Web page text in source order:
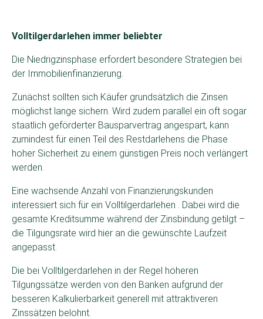
Volltilgerdarlehen immer beliebter
Die Niedrigzinsphase erfordert besondere Strategien bei
der Immobilienfinanzierung.
Zunächst sollten sich Käufer grundsätzlich die Zinsen
möglichst lange sichern. Wird zudem parallel ein oft sogar
staatlich geförderter Bausparvertrag angespart, kann
zumindest für einen Teil des Restdarlehens die Phase
hoher Sicherheit zu einem günstigen Preis noch verlängert
werden.
Eine wachsende Anzahl von Finanzierungskunden
interessiert sich für ein Volltilgerdarlehen . Dabei wird die
gesamte Kreditsumme während der Zinsbindung getilgt –
die Tilgungsrate wird hier an die gewünschte Laufzeit
angepasst.
Die bei Volltilgerdarlehen in der Regel höheren
Tilgungssätze werden von den Banken aufgrund der
besseren Kalkulierbarkeit generell mit attraktiveren
Zinssätzen belohnt.